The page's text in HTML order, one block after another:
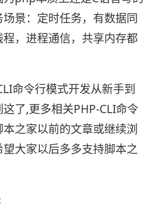
景：定时任务，有数据同
，进程通信，共享内存都
命令行模式开发从新手到
了,更多相关PHP-CLI命令
之家以前的文章或继续浏
大家以后多多支持脚本之